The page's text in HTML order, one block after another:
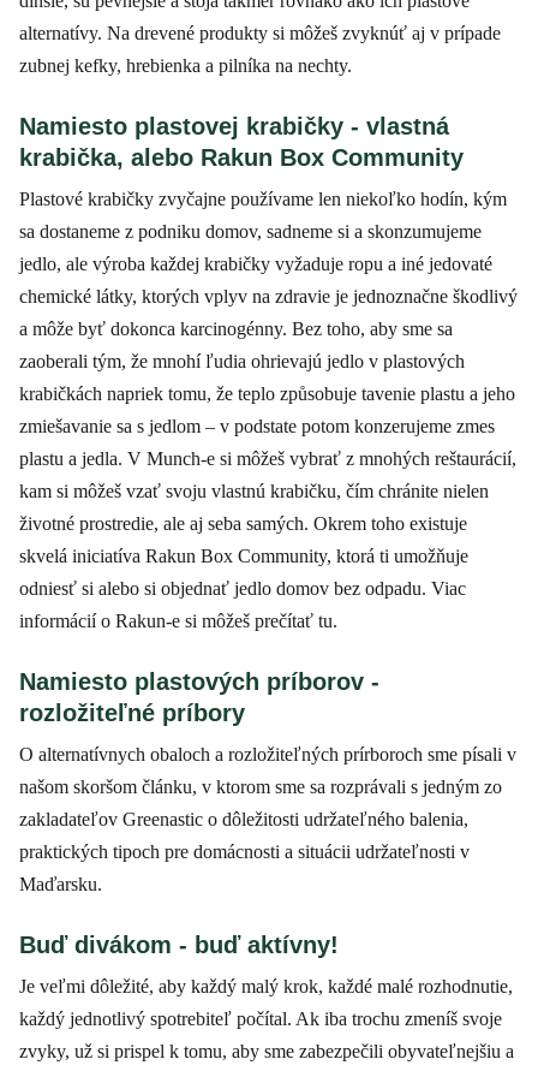
alternatívy. Na drevené produkty si môžeš zvyknúť aj v prípade
zubnej kefky, hrebienka a pilníka na nechty.
Namiesto plastovej krabičky - vlastná
krabička, alebo Rakun Box Community
Plastové krabičky zvyčajne používame len niekoľko hodín, kým
sa dostaneme z podniku domov, sadneme si a skonzumujeme
jedlo, ale výroba každej krabičky vyžaduje ropu a iné jedovaté
chemické látky, ktorých vplyv na zdravie je jednoznačne škodlivý
a môže byť dokonca karcinogénny. Bez toho, aby sme sa
zaoberali tým, že mnohí ľudia ohrievajú jedlo v plastových
krabičkách napriek tomu, že teplo způsobuje tavenie plastu a jeho
zmiešavanie sa s jedlom – v podstate potom konzerujeme zmes
plastu a jedla. V Munch-e si môžeš vybrať z mnohých reštaurácií,
kam si môžeš vzať svoju vlastnú krabičku, čím chránite nielen
životné prostredie, ale aj seba samých. Okrem toho existuje
skvelá iniciatíva Rakun Box Community, ktorá ti umožňuje
odniesť si alebo si objednať jedlo domov bez odpadu. Viac
informácií o Rakun-e si môžeš prečítať tu.
Namiesto plastových príborov -
rozložiteľné príbory
O alternatívnych obaloch a rozložiteľných prírboroch sme písali v
našom skoršom článku, v ktorom sme sa rozprávali s jedným zo
zakladateľov Greenastic o dôležitosti udržateľného balenia,
praktických tipoch pre domácnosti a situácii udržateľnosti v
Maďarsku.
Buď divákom - buď aktívny!
Je veľmi dôležité, aby každý malý krok, každé malé rozhodnutie,
každý jednotlivý spotrebiteľ počítal. Ak iba trochu zmeníš svoje
zvyky, už si prispel k tomu, aby sme zabezpečili obyvateľnejšiu a